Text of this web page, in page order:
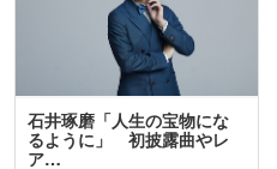
石井琢磨「人生の宝物にな
るように」 初披露曲やレ
ア…